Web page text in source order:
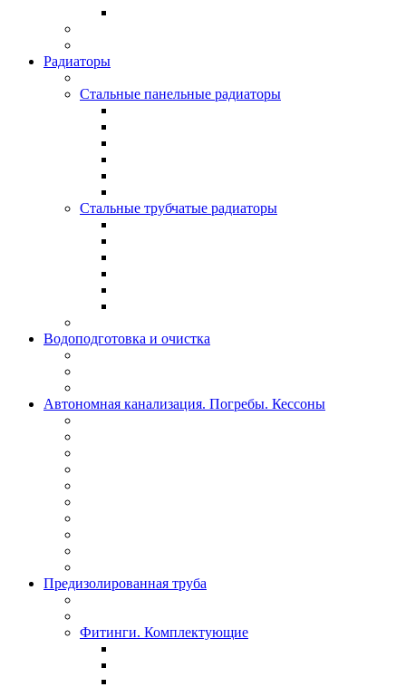
Радиаторы
Стальные панельные радиаторы
Стальные трубчатые радиаторы
Водоподготовка и очистка
Автономная канализация. Погребы. Кессоны
Предизолированная труба
Фитинги. Комплектующие